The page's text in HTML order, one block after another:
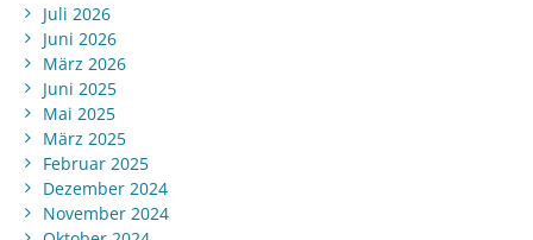
Juli 2026
Juni 2026
März 2026
Juni 2025
Mai 2025
März 2025
Februar 2025
Dezember 2024
November 2024